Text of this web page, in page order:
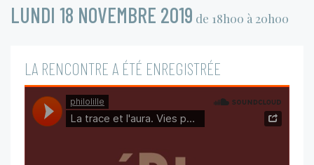
LUNDI 18 NOVEMBRE 2019 de 18h00 à 20h00
LA RENCONTRE A ÉTÉ ENREGISTRÉE